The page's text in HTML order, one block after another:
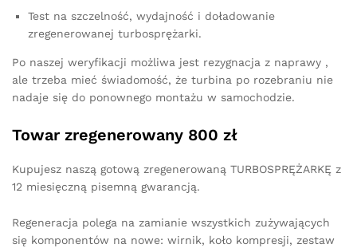
Test na szczelność, wydajność i doładowanie
zregenerowanej turbosprężarki.
Po naszej weryfikacji możliwa jest rezygnacja z naprawy ,
ale trzeba mieć świadomość, że turbina po rozebraniu nie
nadaje się do ponownego montażu w samochodzie.
Towar zregenerowany 800 zł
Kupujesz naszą gotową zregenerowaną TURBOSPRĘŻARKĘ z
12 miesięczną pisemną gwarancją.
Regeneracja polega na zamianie wszystkich zużywających
się komponentów na nowe: wirnik, koło kompresji, zestaw